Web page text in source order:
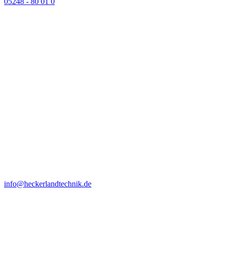
info@heckerlandtechnik.de